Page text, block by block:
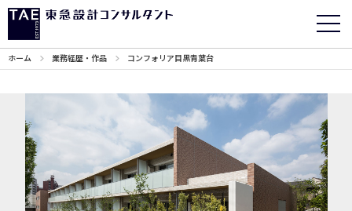
ホーム 業務経歴・作品 コンフォリア目黒青葉台